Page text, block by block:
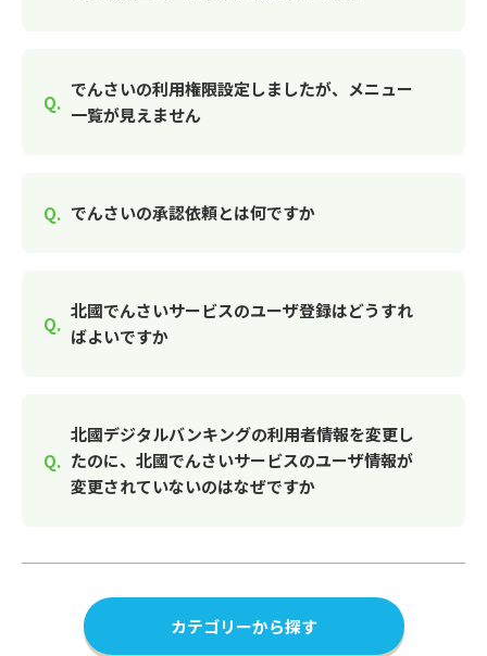
でんさいの利用権限設定しましたが、メニュー
一覧が見えません
でんさいの承認依頼とは何ですか
北國でんさいサービスのユーザ登録はどうすれ
ばよいですか
北國デジタルバンキングの利用者情報を変更し
たのに、北國でんさいサービスのユーザ情報が
変更されていないのはなぜですか
カテゴリーから探す